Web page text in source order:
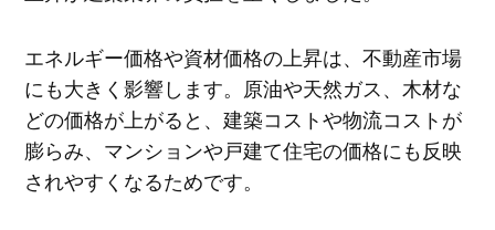
エネルギー価格や資材価格の上昇は、不動産市場
にも大きく影響します。原油や天然ガス、木材な
どの価格が上がると、建築コストや物流コストが
膨らみ、マンションや戸建て住宅の価格にも反映
されやすくなるためです。